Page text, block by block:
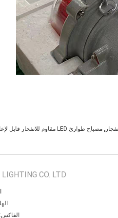
, مصباح طوارئ LED مقاوم للانفجار قابل لإعادة الشحن
CO. LTD
الفاكس: